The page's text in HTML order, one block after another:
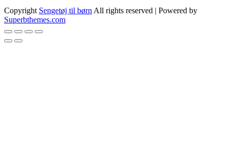
Copyright Sengetøj til børnAll rights reserved | Powered by
Superbthemes.com